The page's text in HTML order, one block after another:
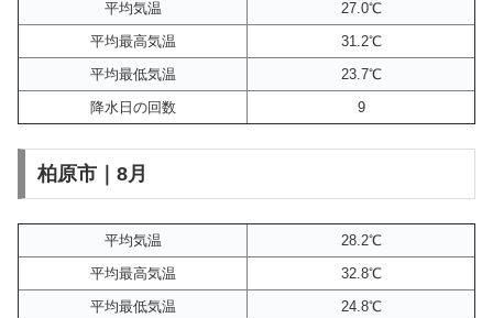
平均気温
27.0℃
平均最高気温
31.2℃
平均最低気温
23.7℃
降水日の回数
9
柏原市｜8月
平均気温
28.2℃
平均最高気温
32.8℃
平均最低気温
24.8℃